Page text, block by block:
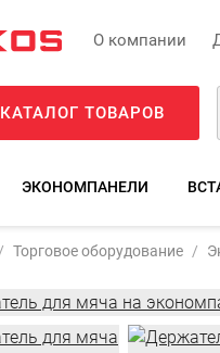
О компании
КАТАЛОГ ТОВАРОВ
ЭКОНОМПАНЕЛИ
Торговое оборудование